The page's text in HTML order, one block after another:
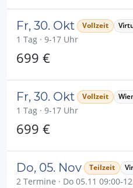
Fr, 30. Okt Vollzeit
1 Tag · 9-17 Uhr
699 €
Fr, 30. Okt Vollzeit
1 Tag · 9-17 Uhr
699 €
Do, 05. Nov Teilzeit
2 Termine · Do 05.11 09:00-